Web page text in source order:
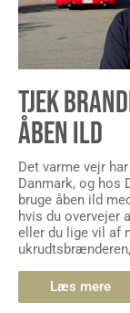
TJEK
ÅBEN ILD
Det varme vejr
Danmark, og hos
bruge åben ild
hvis du overvejer
eller du lige vil af
Læs mere